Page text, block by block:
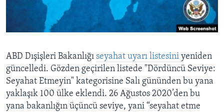
HAYATTAN
BIZI TAKIP EDIN
Diller
ABD Dışişleri Bakanlığı seyahat uyarı listesini yeniden
güncelledi. Gözden geçirilen listede "Dördüncü Seviye:
Seyahat Etmeyin" kategorisine Salı gününden bu yana
yaklaşık 100 ülke eklendi. 26 Ağustos 2020’den bu
yana bakanlığın üçüncü seviye, yani “seyahat etme